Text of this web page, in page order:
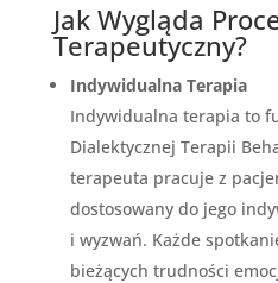
Jak Wygląda
Terapeutyczny?
Indywidualna Terapia
Indywidualna terapia to
Dialektycznej Terapii
terapeuta pracuje z
dostosowany do jego
i wyzwań. Każde
bieżących trudności